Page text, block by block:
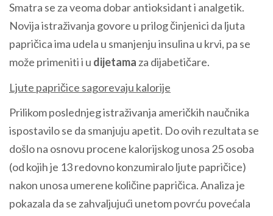
Smatra se za veoma dobar antioksidant i analgetik.
Novija istraživanja govore u prilog činjenici da ljuta
papričica ima udela u smanjenju insulina u krvi, pa se
može primeniti i u dijetamaza dijabetičare.
Ljute papričice sagorevaju kalorije
Prilikom poslednjeg istraživanja američkih naučnika
ispostavilo se da smanjuju apetit. Do ovih rezultata se
došlo na osnovu procene kalorijskog unosa 25 osoba
(od kojih je 13 redovno konzumiralo ljute papričice)
nakon unosa umerene količine papričica. Analiza je
pokazala da se zahvaljujući unetom povrću povećala